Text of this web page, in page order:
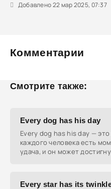
Добавлено 22 мар 2025, 07:37
Комментарии
Смотрите также:
Every dog has his day
Every dog has his day —
каждого человека есть
удача, и он может
Every star has its